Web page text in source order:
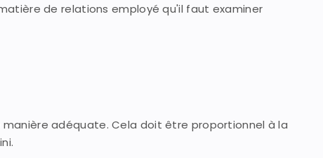
de relations employé qu'il faut examiner
adéquate. Cela doit être proportionnel à la